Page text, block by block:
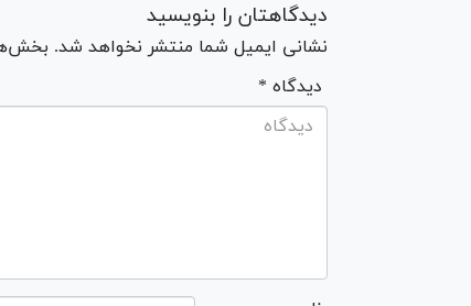
دیدگاهتان را بنویسید
نشانی ایمیل شما منتشر نخواهد شد.
* دیدگاه